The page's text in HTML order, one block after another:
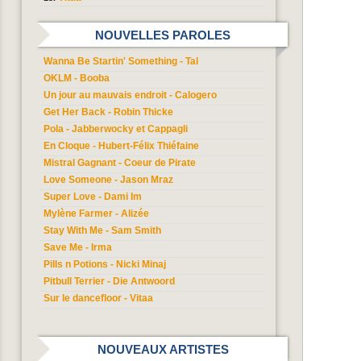
NOUVELLES PAROLES
Wanna Be Startin' Something - Tal
OKLM - Booba
Un jour au mauvais endroit - Calogero
Get Her Back - Robin Thicke
Pola - Jabberwocky et Cappagli
En Cloque - Hubert-Félix Thiéfaine
Mistral Gagnant - Coeur de Pirate
Love Someone - Jason Mraz
Super Love - Dami Im
Mylène Farmer - Alizée
Stay With Me - Sam Smith
Save Me - Irma
Pills n Potions - Nicki Minaj
Pitbull Terrier - Die Antwoord
Sur le dancefloor - Vitaa
NOUVEAUX ARTISTES